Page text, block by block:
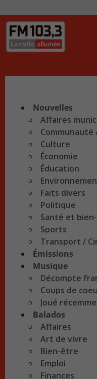
Nouvelles
Affaires
Communauté
Culture
Économie
Éducation
Faits divers
Politique
Santé et
Sports
Transport /
Émissions
Musique
Décompte
Coups de
Joué
Balados
Affaires
Art de vivre
Bien-être
Emploi
Finances